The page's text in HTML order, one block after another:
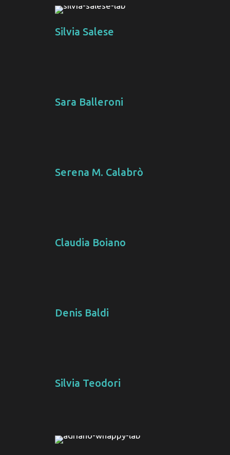
Silvia Salese
Sara Balleroni
Serena M. Calabrò
Claudia Boiano
Denis Baldi
Silvia Teodori